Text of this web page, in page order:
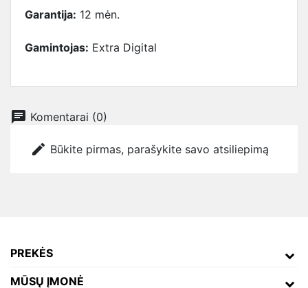
Garantija: 12 mėn.
Gamintojas: Extra Digital
chat Komentarai (0)
edit Būkite pirmas, parašykite savo atsiliepimą
PREKĖS
MŪSŲ ĮMONĖ